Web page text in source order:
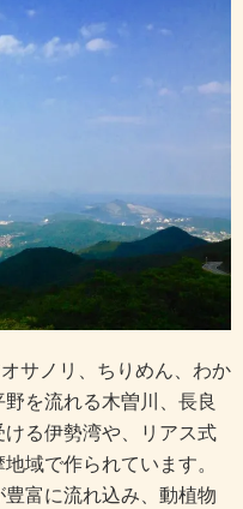
サノリ、ちりめん、わか
を流れる木曽川、長良
る伊勢湾や、リアス式
域で作られています。
富に流れ込み、動植物